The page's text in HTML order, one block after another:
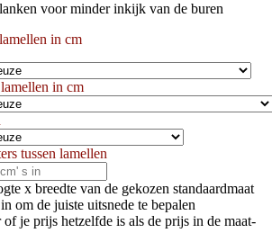
voor minder inkijk van de buren
in cm
in cm
tussen lamellen
x breedte van de gekozen standaardmaat
om de juiste uitsnede te bepalen
of je prijs hetzelfde is als de prijs in de maat-